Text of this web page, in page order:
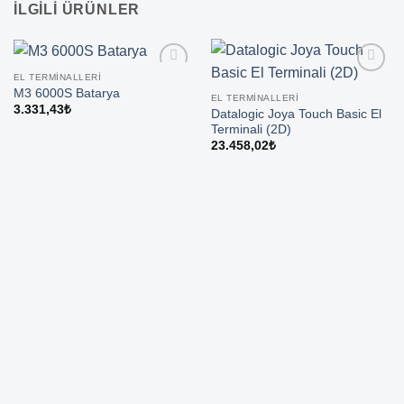
İLGILI ÜRÜNLER
EL TERMINALLERI
M3 6000S Batarya
3.331,43₺
EL TERMINALLERI
Datalogic Joya Touch Basic El
Terminali (2D)
23.458,02₺